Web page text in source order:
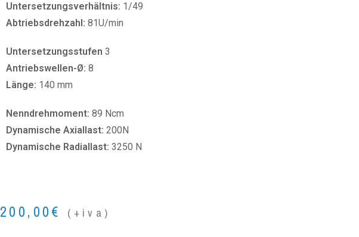
Untersetzungsverhältnis: 1/49
Abtriebsdrehzahl: 81U/min
Untersetzungsstufen 3
Antriebswellen-Ø: 8
Länge: 140 mm
Nenndrehmoment: 89 Ncm
Dynamische Axiallast: 200N
Dynamische Radiallast: 3250 N
200,00€ (+iva)